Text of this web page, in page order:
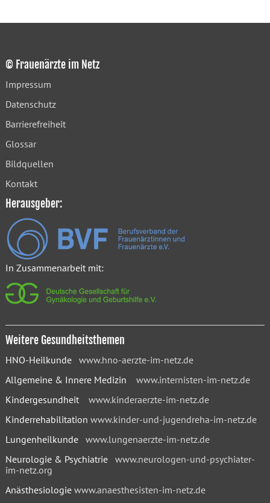
© Frauenärzte im Netz
Impressum
Datenschutz
Barrierefreiheit
Glossar
Bildquellen
Kontakt
Herausgeber:
In Zusammenarbeit mit:
Weitere Gesundheitsthemen
HNO-Heilkunde www.hno-aerzte-im-netz.de
Allgemeine & Innere Medizin www.internisten-im-netz.de
Kindergesundheit www.kinderaerzte-im-netz.de
Kinderrehabilitation www.kinder-und-jugendreha-im-netz.de
Lungenheilkunde www.lungenaerzte-im-netz.de
Neurologie & Psychiatrie www.neurologen-und-psychiater-
im-netz.org
Anästhesiologie www.anaesthesisten-im-netz.de